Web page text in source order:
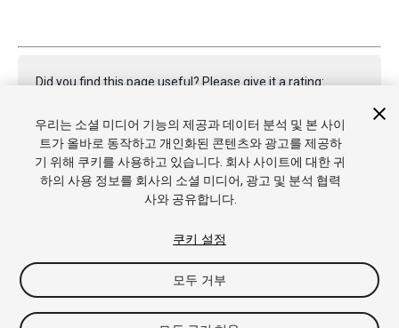
Did you find this page useful? Please give it a rating:
Report a problem on this page
Copyright © 2022 Unity Technologies. Publication 2021.3
및 이용약관
개인정보처리방침 내 개인정보 판
우리는 소셜 미디어 기능의 제공과 데이터 분석 및 본 사이
트가 올바로 동작하고 개인화된 콘텐츠와 광고를 제공하
기 위해 쿠키를 사용하고 있습니다. 회사 사이트에 대한 귀
하의 사용 정보를 회사의 소셜 미디어, 광고 및 분석 협력
사와 공유합니다.
쿠키 설정
모두 거부